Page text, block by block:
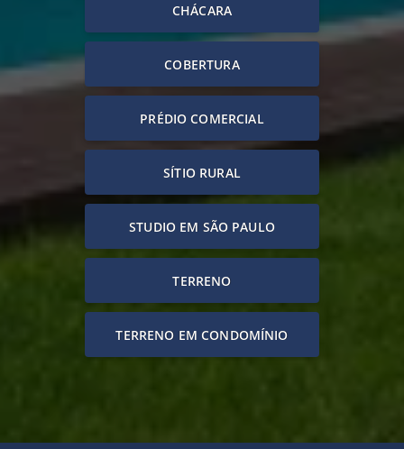
CHÁCARA
COBERTURA
PRÉDIO COMERCIAL
SÍTIO RURAL
STUDIO EM SÃO PAULO
TERRENO
TERRENO EM CONDOMÍNIO